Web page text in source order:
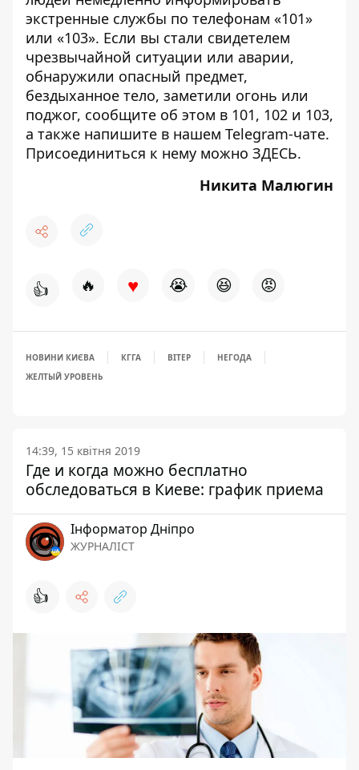
экстренные службы по телефонам «101»
или «103». Если вы стали свидетелем
чрезвычайной ситуации или аварии,
обнаружили опасный предмет,
бездыханное тело, заметили огонь или
поджог, сообщите об этом в 101, 102 и 103,
а также напишите в нашем Telegram-чате.
Присоединиться к нему можно ЗДЕСЬ.
Никита Малюгин
👍 🔥 ♥ 😭 😆 😡
НОВИНИ КИЄВА КГГА ВІТЕР
НЕГОДА
ЖЕЛТЫЙ УРОВЕНЬ
14:39, 15 квітня 2019
Где и когда можно бесплатно
обследоваться в Киеве: график приема
Інформатор Дніпро
ЖУРНАЛІСТ
👍